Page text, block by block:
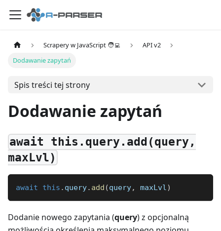
Scrapery w JavaScript 🧑‍💻
API v2
Dodawanie zapytań
Spis treści tej strony
Dodawanie zapytań
await this.query.add(query,
maxLvl)
await this . query. add (query, maxLvl)
Dodanie nowego zapytania (query) z opcjonalną